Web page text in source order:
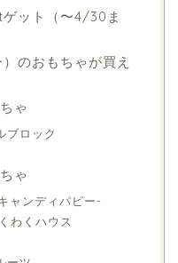
ット（〜4/30ま
のおもちゃが買え
ゃ
ブロック
ゃ
ャンディパピー-
わくハウス